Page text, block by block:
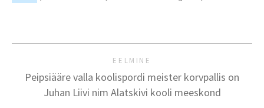
EELMINE
Peipsiääre valla koolispordi meister korvpallis on
Juhan Liivi nim Alatskivi kooli meeskond